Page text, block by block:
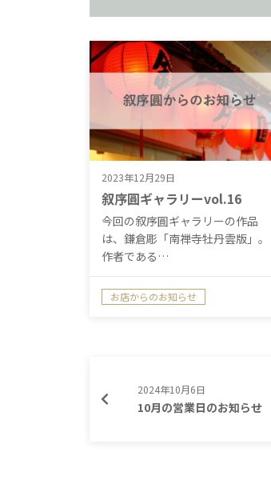
2023年12月29日
叙序圓ギャラリーvol.16
今回の叙序圓ギャラリーの作品
は、鎌倉彫「南禅寺牡丹雲版」。
作者である…
お店からのお知らせ
2024年10月6日
10月の営業日のお知らせ